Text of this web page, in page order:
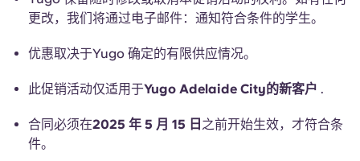
更改，我们将通过电子邮件：通知符合条件的学生。
优惠取决于Yugo 确定的有限供应情况。
此促销活动仅适用于Yugo Adelaide City的新客户 .
合同必须在2025 年 5 月 15 日 之前开始生效，才符合条
件。